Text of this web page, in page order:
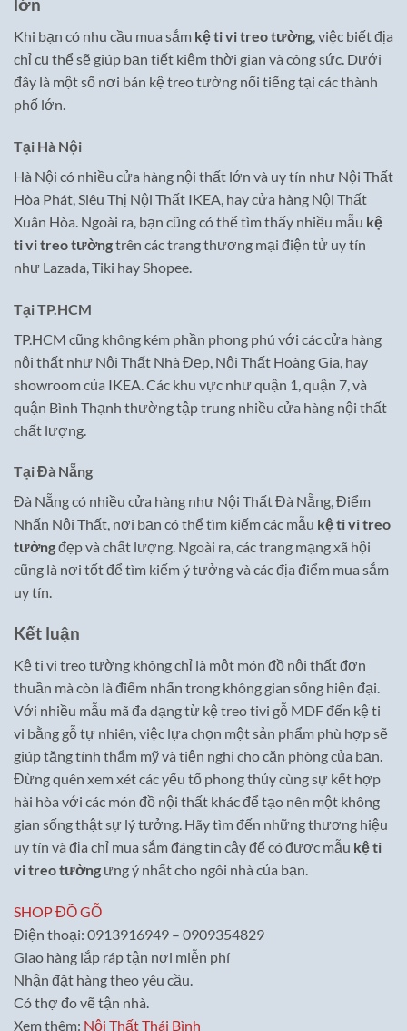
lớn
Khi bạn có nhu cầu mua sắm kệ ti vi treo tường, việc biết địa
chỉ cụ thể sẽ giúp bạn tiết kiệm thời gian và công sức. Dưới
đây là một số nơi bán kệ treo tường nổi tiếng tại các thành
phố lớn.
Tại Hà Nội
Hà Nội có nhiều cửa hàng nội thất lớn và uy tín như Nội Thất
Hòa Phát, Siêu Thị Nội Thất IKEA, hay cửa hàng Nội Thất
Xuân Hòa. Ngoài ra, bạn cũng có thể tìm thấy nhiều mẫu kệ
ti vi treo tườngtrên các trang thương mại điện tử uy tín
như Lazada, Tiki hay Shopee.
Tại TP.HCM
TP.HCM cũng không kém phần phong phú với các cửa hàng
nội thất như Nội Thất Nhà Đẹp, Nội Thất Hoàng Gia, hay
showroom của IKEA. Các khu vực như quận 1, quận 7, và
quận Bình Thạnh thường tập trung nhiều cửa hàng nội thất
chất lượng.
Tại Đà Nẵng
Đà Nẵng có nhiều cửa hàng như Nội Thất Đà Nẵng, Điểm
Nhấn Nội Thất, nơi bạn có thể tìm kiếm các mẫu kệ ti vi treo
tườngđẹp và chất lượng. Ngoài ra, các trang mạng xã hội
cũng là nơi tốt để tìm kiếm ý tưởng và các địa điểm mua sắm
uy tín.
Kết luận
Kệ ti vi treo tường không chỉ là một món đồ nội thất đơn
thuần mà còn là điểm nhấn trong không gian sống hiện đại.
Với nhiều mẫu mã đa dạng từ kệ treo tivi gỗ MDF đến kệ ti
vi bằng gỗ tự nhiên, việc lựa chọn một sản phẩm phù hợp sẽ
giúp tăng tính thẩm mỹ và tiện nghi cho căn phòng của bạn.
Đừng quên xem xét các yếu tố phong thủy cùng sự kết hợp
hài hòa với các món đồ nội thất khác để tạo nên một không
gian sống thật sự lý tưởng. Hãy tìm đến những thương hiệu
uy tín và địa chỉ mua sắm đáng tin cậy để có được mẫu kệ ti
vi treo tường ưng ý nhất cho ngôi nhà của bạn.
SHOP ĐỒ GỖ
Điện thoại: 0913916949 – 0909354829
Giao hàng lắp ráp tận nơi miễn phí
Nhận đặt hàng theo yêu cầu.
Có thợ đo vẽ tận nhà.
Xem thêm: Nội Thất Thái Bình